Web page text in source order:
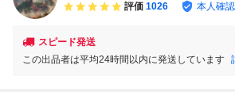
評価 1026 本人確
スピード発送
この出品者は平均24時間以内に発送しています